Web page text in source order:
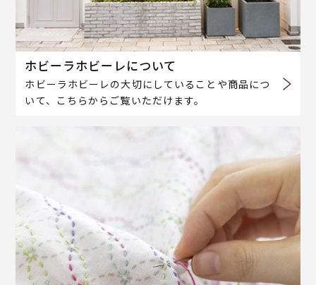
ホビーラホビーレについて
ホビーラホビーレの大切にしていることや商品につ
いて、こちらからご覧いただけます。